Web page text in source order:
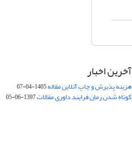
آخرین اخبار
هزینه پذیرش و چاپ آنلاین مقاله1405-04-07
کوتاه شدن زمان فرایند داوری مقالات1397-06-05